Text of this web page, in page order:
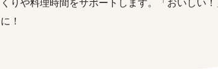
くりや料理時間をサポートします。「おいしい
に！